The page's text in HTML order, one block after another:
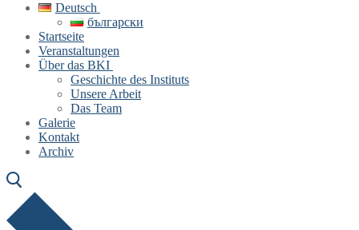
Deutsch
български
Startseite
Veranstaltungen
Über das BKI
Geschichte des Instituts
Unsere Arbeit
Das Team
Galerie
Kontakt
Archiv